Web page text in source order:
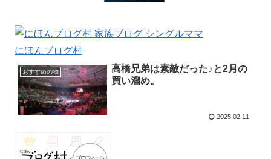
にほんブログ村
おすすめの物
高橋兄弟は素敵だった♪と2月の
買い溜め。
2025.02.11